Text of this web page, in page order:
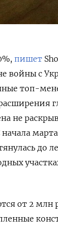
пишет
войны с
топ-
не
до
от 2 млн